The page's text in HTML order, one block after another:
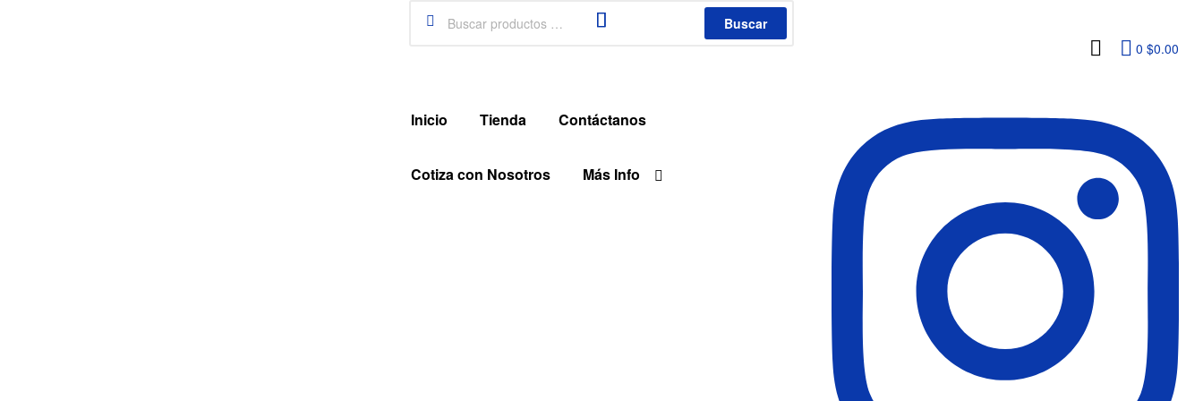
Buscar
0 $0.00
Inicio Tienda Contáctanos
Cotiza con Nosotros Más Info